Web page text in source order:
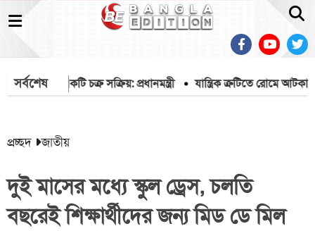
সর্বশেষ
করতে একটি চক্র সক্রিয়: প্রধানমন্ত্রী যান্ত্রিক ত্রুটিতে রোমে আটকা
প্রচ্ছদ জাতীয়
দুই মাসের মধ্যে স্কুল ড্রেস, চলতি
বছরেই শিক্ষার্থীদের জন্য মিড ডে মিল